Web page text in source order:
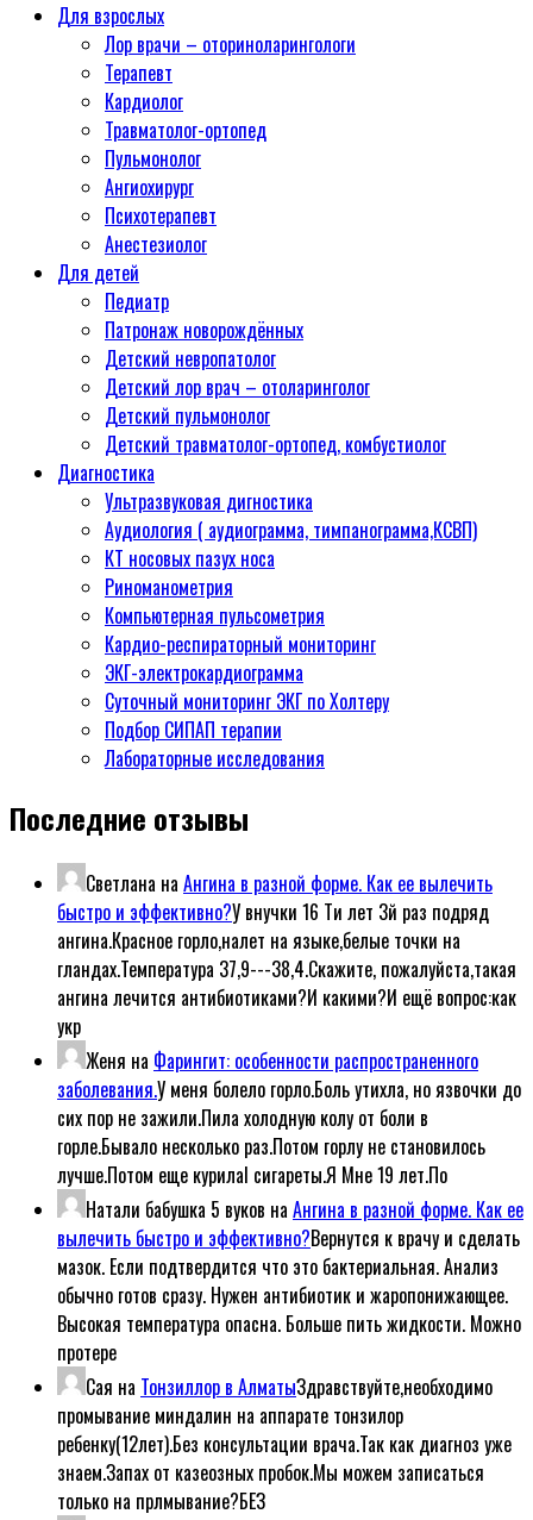
Для взрослых
Лор врачи – оториноларингологи
Терапевт
Кардиолог
Травматолог-ортопед
Пульмонолог
Ангиохирург
Психотерапевт
Aнестезиолог
Для детей
Педиатр
Патронаж новорождённых
Детский невропатолог
Детский лор врач – отоларинголог
Детский пульмонолог
Детский травматолог-ортопед, комбустиолог
Диагностика
Ультразвуковая дигностика
Аудиология ( аудиограмма, тимпанограмма,КСВП)
КТ носовых пазух носа
Риноманометрия
Компьютерная пульсометрия
Кардио-респираторный мониторинг
ЭКГ-электрокардиограмма
Суточный мониторинг ЭКГ по Холтеру
Подбор СИПАП терапии
Лабораторные исследования
Последние отзывы
Светлана на Ангина в разной форме. Как ее вылечить
быстро и эффективно?У внучки 16 Ти лет 3й раз подряд
ангина.Красное горло,налет на языке,белые точки на
гландах.Температура 37,9---38,4.Скажите, пожалуйста,такая
ангина лечится антибиотиками?И какими?И ещё вопрос:как
укр
Женя на Фарингит: особенности распространенного
заболевания.У меня болело горло.Боль утихла, но язвочки до
сих пор не зажили.Пила холодную колу от боли в
горле.Бывало несколько раз.Потом горлу не становилось
лучше.Потом еще курилаl сигареты.Я Мне 19 лет.По
Натали бабушка 5 вуков на Ангина в разной форме. Как ее
вылечить быстро и эффективно?Вернутся к врачу и сделать
мазок. Если подтвердится что это бактериальная. Анализ
обычно готов сразу. Нужен антибиотик и жаропонижающее.
Высокая температура опасна. Больше пить жидкости. Можно
протере
Сая на Тонзиллор в АлматыЗдравствуйте,необходимо
промывание миндалин на аппарате тонзилор
ребенку(12лет).Без консультации врача.Так как диагноз уже
знаем.Запах от казеозных пробок.Мы можем записаться
только на прлмывание?БЕЗ